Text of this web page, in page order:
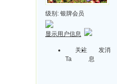
级别: 银牌会员
显示用户信息
关注
Ta
发消
息